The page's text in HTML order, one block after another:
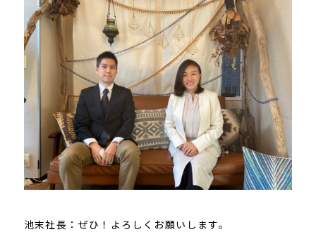
池末社長：ぜひ！よろしくお願いします。